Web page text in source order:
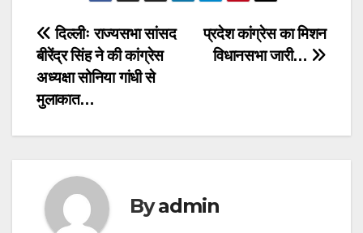
Post
navigation
प्रदेश कांग्रेस का मिशन
विधानसभा जारी…
दिल्लीः राज्यसभा सांसद
बीरेंद्र सिंह ने की कांग्रेस
अध्यक्षा सोनिया गांधी से
मुलाकात…
Byadmin